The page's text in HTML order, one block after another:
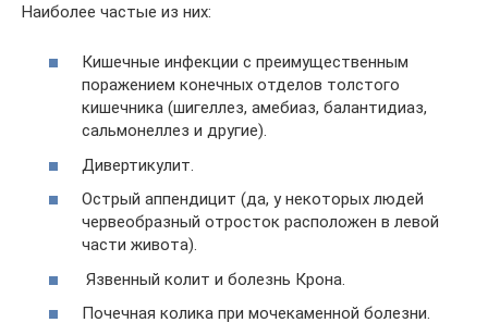
Наиболее частые из них:
Кишечные инфекции с преимущественным
поражением конечных отделов толстого
кишечника (шигеллез, амебиаз, балантидиаз,
сальмонеллез и другие).
Дивертикулит.
Острый аппендицит (да, у некоторых людей
червеобразный отросток расположен в левой
части живота).
Язвенный колит и болезнь Крона.
Почечная колика при мочекаменной болезни.